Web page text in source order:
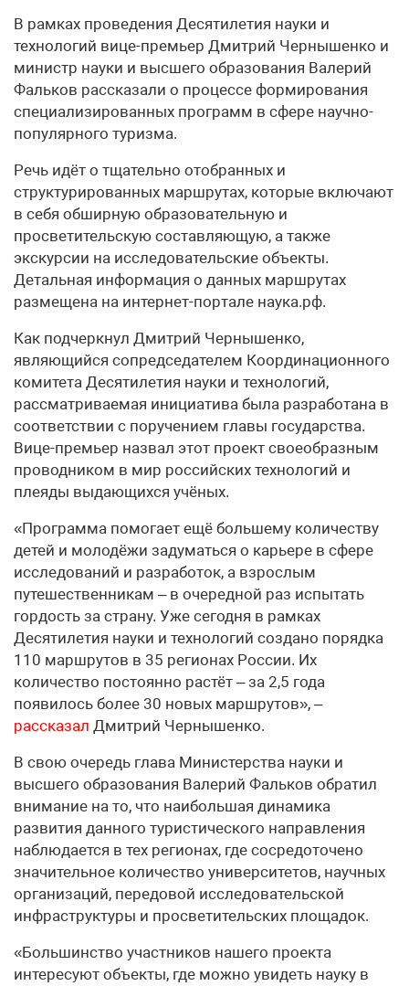
В рамках проведения Десятилетия науки и
технологий вице-премьер Дмитрий Чернышенко и
министр науки и высшего образования Валерий
Фальков рассказали о процессе формирования
специализированных программ в сфере научно-
популярного туризма.
Речь идёт о тщательно отобранных и
структурированных маршрутах, которые включают
в себя обширную образовательную и
просветительскую составляющую, а также
экскурсии на исследовательские объекты.
Детальная информация о данных маршрутах
размещена на интернет-портале наука.рф.
Как подчеркнул Дмитрий Чернышенко,
являющийся сопредседателем Координационного
комитета Десятилетия науки и технологий,
рассматриваемая инициатива была разработана в
соответствии с поручением главы государства.
Вице-премьер назвал этот проект своеобразным
проводником в мир российских технологий и
плеяды выдающихся учёных.
«Программа помогает ещё большему количеству
детей и молодёжи задуматься о карьере в сфере
исследований и разработок, а взрослым
путешественникам – в очередной раз испытать
гордость за страну. Уже сегодня в рамках
Десятилетия науки и технологий создано порядка
110 маршрутов в 35 регионах России. Их
количество постоянно растёт – за 2,5 года
появилось более 30 новых маршрутов», –
рассказал Дмитрий Чернышенко.
В свою очередь глава Министерства науки и
высшего образования Валерий Фальков обратил
внимание на то, что наибольшая динамика
развития данного туристического направления
наблюдается в тех регионах, где сосредоточено
значительное количество университетов, научных
организаций, передовой исследовательской
инфраструктуры и просветительских площадок.
«Большинство участников нашего проекта
интересуют объекты, где можно увидеть науку в